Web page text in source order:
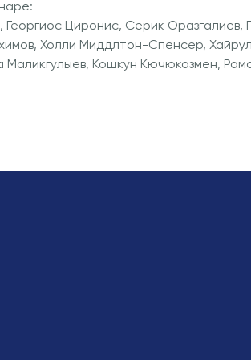
Георгиос Циронис, Серик
Холли Миддлтон-Спенсер,
Маликгулыев, Кошкун Кючюкозмен,